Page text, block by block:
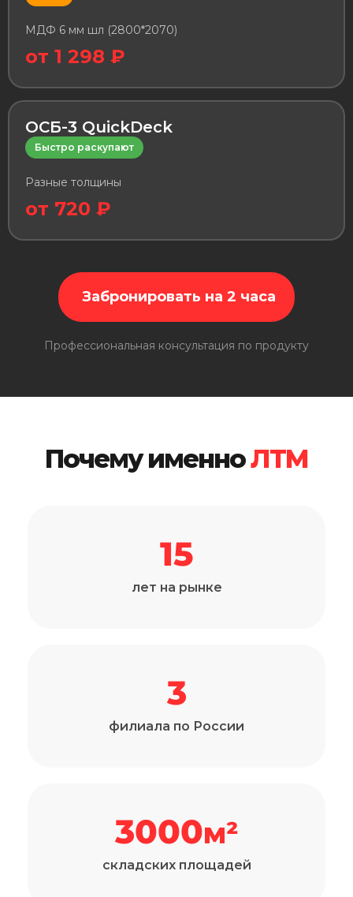
МДФ 6 мм шл (2800*2070)
от 1 298 ₽
ОСБ-3 QuickDeck
Быстро раскупают
Разные толщины
от 720 ₽
Забронировать на 2 часа
Профессиональная консультация по продукту
Почему именноЛТМ
15
лет на рынке
3
филиала по России
3000м²
складских площадей